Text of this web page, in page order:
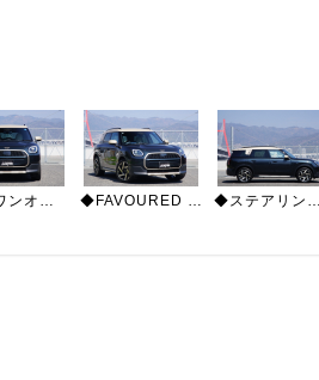
◆法人ワンオーナー ◆Mパッケージ「プライバシーガラス/運転席アクティブシート（マッサージ機能付）/前席パワーシート/運転席メモリ機能付/ハーマンカードンサウンドシステム」 ◆FAVOURED TRIM「ベスキンベージュJCWスポーツシート/スポーツステアリング/19インチカレイド・スポーツ2トーン/ヴァイブラントシルバールーフ＆ミラーキャップ」 ◆ステアリングヒーター ◆純正ドライブレコーダー ◆ヘッドアップディスプレイ◆前席シートヒーター ◆純正ナビ/BT/バックカメラ360° ◆アップルカープレイ/アンドロイドオート